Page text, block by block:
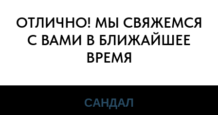
ОТЛИЧНО! МЫ СВЯЖЕМСЯ
С ВАМИ В БЛИЖАЙШЕЕ
ВРЕМЯ
CАНДАЛ